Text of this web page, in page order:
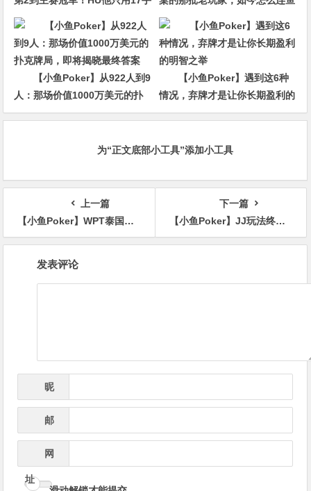
牌就赢走1000万刀！
都打不过了
【小鱼Poker】从922人到9
人：那场价值1000万美元的扑
克牌局，即将揭晓最终答案
【小鱼Poker】遇到这6种
情况，弃牌才是让你长期盈利的
明智之举
为“正文底部小工具”添加小工具
上一篇
【小鱼Poker】WPT泰国站 | 打破世界纪录的WPT泰国站圆满落幕，中国选手孙浩然夺冠带走THB11,477,000旅游基金
下一篇
【小鱼Poker】JJ玩法终极指南：7个职业技巧助你利润最大化
发表评论
昵
邮
网
址